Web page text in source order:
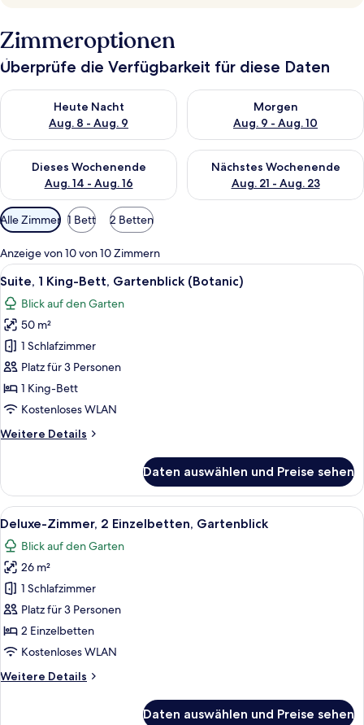
Zimmeroptionen
Überprüfe die Verfügbarkeit für diese Daten
Heute Nacht
Aug. 8 - Aug. 9
Überprüfe die Verfügbarkeit für heute Nacht, Aug. 8 - Aug. 9.
Morgen
Aug. 9 - Aug. 10
Überprüfe die Verfügbarkeit
Dieses Wochenende
Aug. 14 - Aug. 16
Überprüfe die Verfügbarkeit für dieses Wochenende, Aug. 14
Nächstes Wochenende
Aug. 21 - Aug. 23
Überprüfe die Verfügbarkeit
Verfügbare
Filter
für
Zimmer
Alle Zimmer 1 Bett 2 Betten
Anzeige von 10 von 10 Zimmern
Alle
Fotos
für
Suite,
1 King-
Bett,
Gartenblick
(Botanic)
Ein modernes Hotelzimmer mit
24
Suite, 1 King-Bett, Gartenblick (Botanic)
Blick auf den Garten
50 m²
1 Schlafzimmer
Platz für 3 Personen
1 King-Bett
Kostenloses WLAN
Weitere Details
Weitere
1 King-
Bett,
Gartenblick
Daten auswählen und Preise sehen
Alle
Fotos
für
Deluxe-
Zimmer,
2 Einzelbetten,
Gartenblick
anzeigen
Ein modernes Hotelzimmer mit
17
Deluxe-Zimmer, 2 Einzelbetten, Gartenblick
Blick auf den Garten
26 m²
1 Schlafzimmer
Platz für 3 Personen
2 Einzelbetten
Kostenloses WLAN
Weitere Details
Weitere
Daten auswählen und Preise sehen